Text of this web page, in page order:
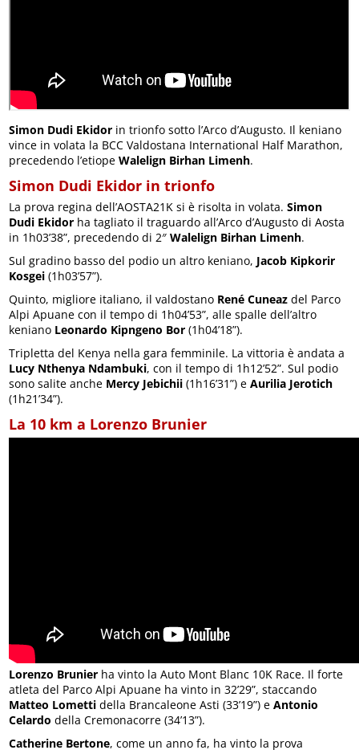
Simon Dudi Ekidor in trionfo sotto l’Arco d’Augusto. Il keniano
vince in volata la BCC Valdostana International Half Marathon,
precedendo l’etiopeWalelign Birhan Limenh.
Simon Dudi Ekidor in trionfo
La prova regina dell’AOSTA21K si è risolta in volata.Simon
Dudi Ekidor ha tagliato il traguardo all’Arco d’Augusto di Aosta
in 1h03’38”, precedendo di 2″Walelign Birhan Limenh.
Sul gradino basso del podio un altro keniano, Jacob Kipkorir
Kosgei (1h03’57”).
Quinto, migliore italiano, il valdostano René Cuneaz del Parco
Alpi Apuane con il tempo di 1h04’53”, alle spalle dell’altro
keniano Leonardo Kipngeno Bor (1h04’18”).
Tripletta del Kenya nella gara femminile. La vittoria è andata a
Lucy Nthenya Ndambuki, con il tempo di 1h12’52”. Sul podio
sono salite anche Mercy Jebichii (1h16’31”) eAurilia Jerotich
(1h21’34”).
La 10 km a Lorenzo Brunier
Lorenzo Brunier ha vinto la Auto Mont Blanc 10K Race. Il forte
atleta del Parco Alpi Apuane ha vinto in 32’29”, staccando
Matteo Lometti della Brancaleone Asti (33’19”) eAntonio
Celardo della Cremonacorre (34’13”).
Catherine Bertone, come un anno fa, ha vinto la prova